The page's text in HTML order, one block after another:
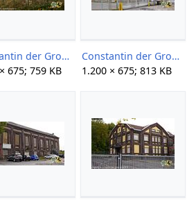
Constantin der Große 10-968 Gerd Storm 20151107.jpg
675; 759 KB
Constantin der Große 10-969 Gerd Storm 20151107.jpg
1.200 × 675; 813 KB